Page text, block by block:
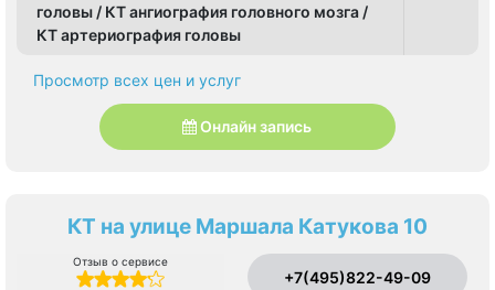
головы / КТ ангиография головного мозга /
КТ артериография головы
Просмотр всех цен и услуг
Онлайн запись
КТ на улице Маршала Катукова 10
Отзыв о сервисе
+7(495)822-49-09